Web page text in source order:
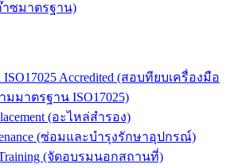
ก๊าซมาตรฐาน)
ISO17025 Accredited (สอบทียบเครื่องมือ
มาตรฐาน ISO17025)
(อะไหล่สำรอง)
(ซ่อมและบำรุงรักษาอุปกรณ์)
Training (จัดอบรมนอกสถานที่)